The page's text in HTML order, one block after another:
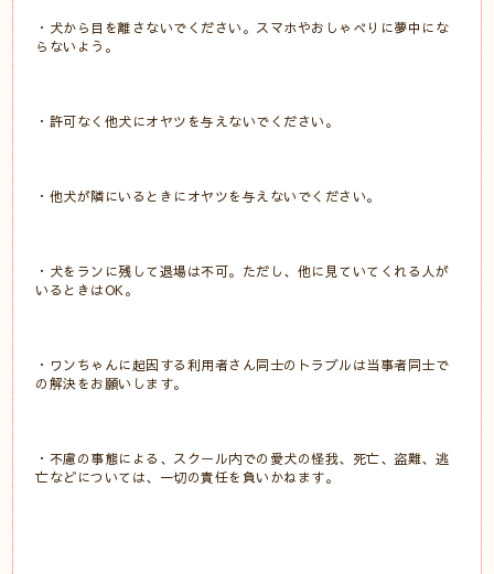
・犬から目を離さないでください。スマホやおしゃべりに夢中にな
らないよう。
・許可なく他犬にオヤツを与えないでください。
・他犬が隣にいるときにオヤツを与えないでください。
・犬をランに残して退場は不可。ただし、他に見ていてくれる人が
いるときはOK。
・ワンちゃんに起因する利用者さん同士のトラブルは当事者同士で
の解決をお願いします。
・不慮の事態による、スクール内での愛犬の怪我、死亡、盗難、逃
亡などについては、一切の責任を負いかねます。